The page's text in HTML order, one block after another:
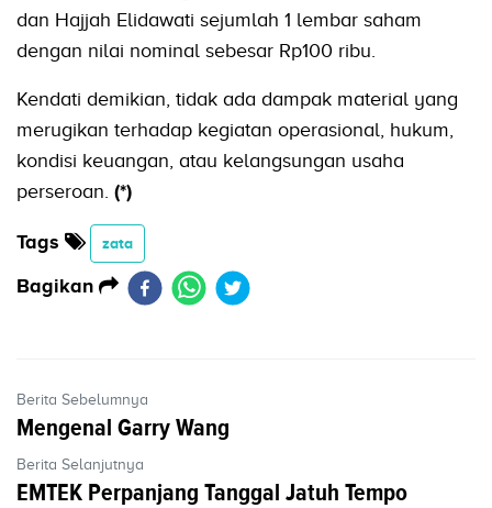
dan Hajjah Elidawati sejumlah 1 lembar saham
dengan nilai nominal sebesar Rp100 ribu.
Kendati demikian, tidak ada dampak material yang
merugikan terhadap kegiatan operasional, hukum,
kondisi keuangan, atau kelangsungan usaha
perseroan. (*)
Tags zata
Bagikan
Berita Sebelumnya
Mengenal Garry Wang
Berita Selanjutnya
EMTEK Perpanjang Tanggal Jatuh Tempo